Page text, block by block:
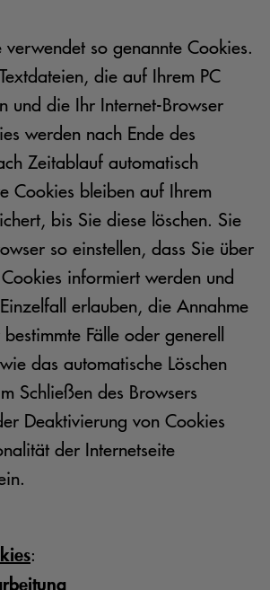
verwendet so genannte Cookies.
die auf Ihrem PC
und die Ihr Internet-Browser
werden nach Ende des
Zeitablauf automatisch
Cookies bleiben auf Ihrem
bis Sie diese löschen. Sie
so einstellen, dass Sie über
informiert werden und
erlauben, die Annahme
Fälle oder generell
das automatische Löschen
Schließen des Browsers
Deaktivierung von Cookies
der Internetseite
: